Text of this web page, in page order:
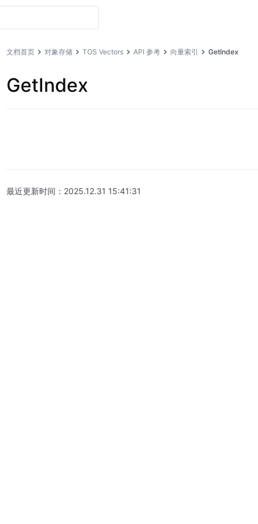
文档首页 对象存储 TOS Vectors API 参考 向量索引 GetIndex
GetIndex
最近更新时间： 2025.12.31 15:41:31